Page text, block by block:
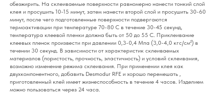
обезжирить. На склеиваемые поверхности равномерно нанести тонкий слой
клея и просушить 10-15 минут, затем нанести второй слой и просушить 30-60
минут, после чего подготовленные поверхности подвергаются
термоактивации при температуре 70-80 С в течение 30-45 секунд,
температура клеевой пленки должна быть от 50 до 55 С. Приклеивание
клеевых пленок произвести при давлении 0,3-0,4 Мпа (3,0-4,0 кгс/см²) в
течении 30 секунд. В зависимости от характеристик склеиваемых
материалов (пористость, прочность, эластичность) и условий склеивания,
возможно изменение режима склеивания. При применении клея как
двухкомпонентного, добавить Desmodur RFE и хорошо перемешать ,
приготовленный клей имеет жизнеспособность в течение 4 часов. Изделием
можно пользоваться через 24 часа.